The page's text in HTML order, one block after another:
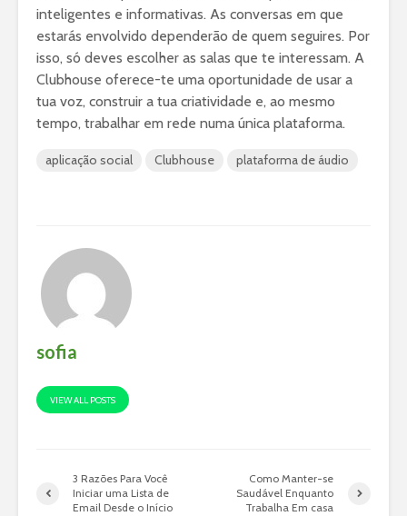
inteligentes e informativas. As conversas em que
estarás envolvido dependerão de quem seguires. Por
isso, só deves escolher as salas que te interessam. A
Clubhouse oferece-te uma oportunidade de usar a
tua voz, construir a tua criatividade e, ao mesmo
tempo, trabalhar em rede numa única plataforma.
aplicação social Clubhouse plataforma de áudio
sofia
VIEW ALL POSTS
3 Razões Para Você
Iniciar uma Lista de
Email Desde o Início
Como Manter-se
Saudável Enquanto
Trabalha Em casa